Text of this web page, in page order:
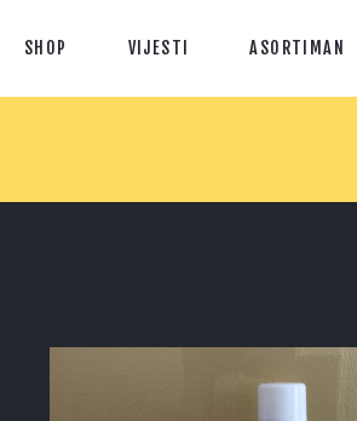
SHOP VIJESTI ASORTIMAN